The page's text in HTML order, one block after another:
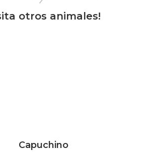
otros animales!
Capuchino